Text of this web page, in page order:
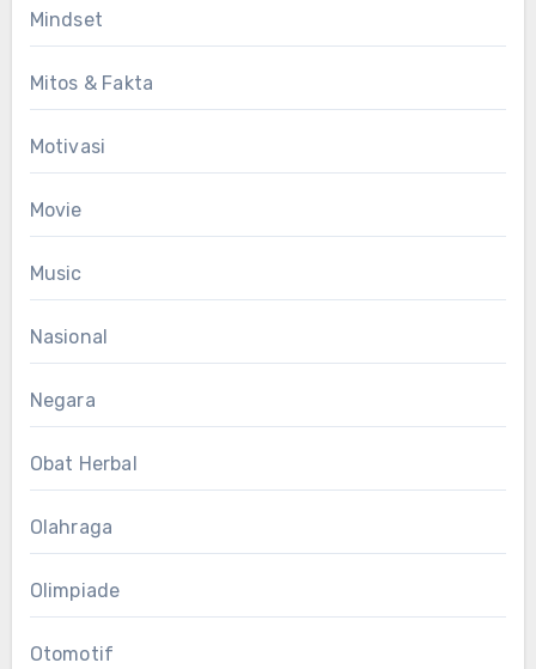
Mindset
Mitos & Fakta
Motivasi
Movie
Music
Nasional
Negara
Obat Herbal
Olahraga
Olimpiade
Otomotif